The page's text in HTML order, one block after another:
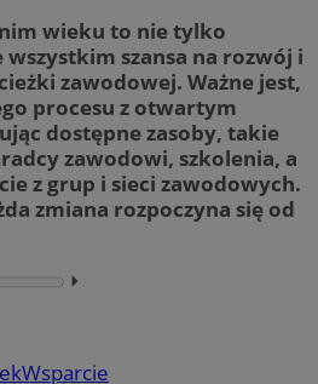
wieku to nie tylko
szansa na rozwój i
zawodowej. Ważne jest,
procesu z otwartym
dostępne zasoby, takie
zawodowi, szkolenia, a
z grup i sieci zawodowych.
zmiana rozpoczyna się od
⏵︎
Wsparcie